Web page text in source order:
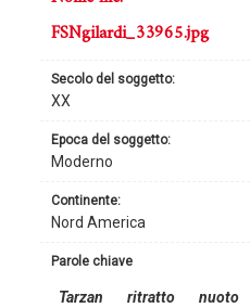
continente:
Nord America
secolo del soggetto:
XX
epoca del soggetto:
Moderno
FSNgilardi_33965.jpg
parole chiave
Tarzan ritratto nuoto